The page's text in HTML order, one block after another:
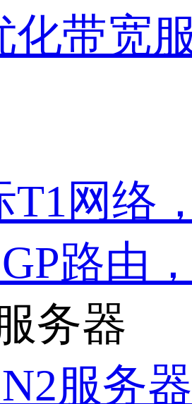
化带宽
T1网络
路由
务器
服务器